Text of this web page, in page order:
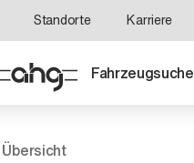
Standorte Karriere
Fahrzeugsuche